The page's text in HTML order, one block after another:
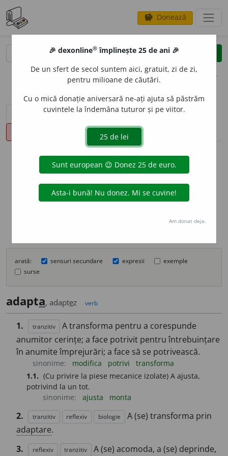
savings Donează
clear
opțiuni
sinteza definițiilor (1) definiții (17)
conjugări
info
Aceste definiții sunt compilate de
echipa dexonline. Definițiile
originale se află pe filadefiniții.
Puteți reordona filele pe pagina de
arată: sensuri secundare expresii
exemple
surse
adapta, adaptez verb
1. tranzitiv
A transforma pentru a corespunde
anumitor cerințe; a face potrivit pentru întrebuințare
în anumite împrejurări; a face să se potrivească.
sinonime: modifica potrivi
transforma
1.1. (Cu privire la piese mecanice izolate) A ajusta,
potrivind la un tot.
sinonime:
ajusta monta
2. tranzitiv reflexiv biologie
A (se) transforma prin
adaptare.
3.
reflexiv tranzitiv A (se) acomoda, a (se) deprinde,
🎉 dexonline® împlinește 25 de ani 🎉
De un sfert de secol suntem aici, gratuit, zi de zi,
pentru milioane de căutări.
Cu o mică donație aniversară ne-ați ajuta să păstrăm
cuvintele la îndemâna tuturor și pe viitor.
Am donat deja.